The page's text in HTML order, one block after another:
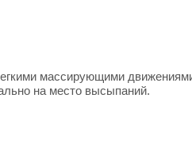
массирующими
на место высыпаний.